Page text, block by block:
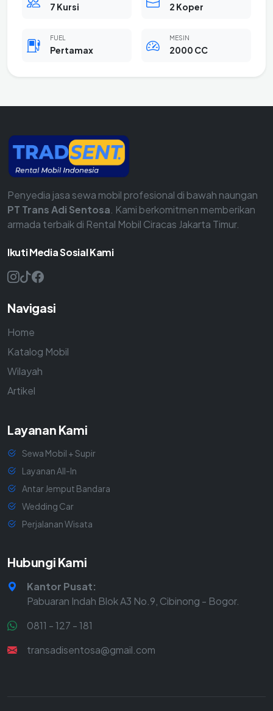
7 Kursi 2 Koper
FUEL
Pertamax
MESIN
2000 CC
Penyedia jasa sewa mobil profesional di bawah naungan
PT Trans Adi Sentosa . Kami berkomitmen memberikan
armada terbaik di Rental Mobil Ciracas Jakarta Timur.
Ikuti Media Sosial Kami
Navigasi
Home
Katalog Mobil
Wilayah
Artikel
Layanan Kami
Sewa Mobil + Supir
Layanan All-In
Antar Jemput Bandara
Wedding Car
Perjalanan Wisata
Hubungi Kami
Kantor Pusat:
Pabuaran Indah Blok A3 No.9, Cibinong - Bogor.
0811 - 127 - 181
transadisentosa@gmail.com